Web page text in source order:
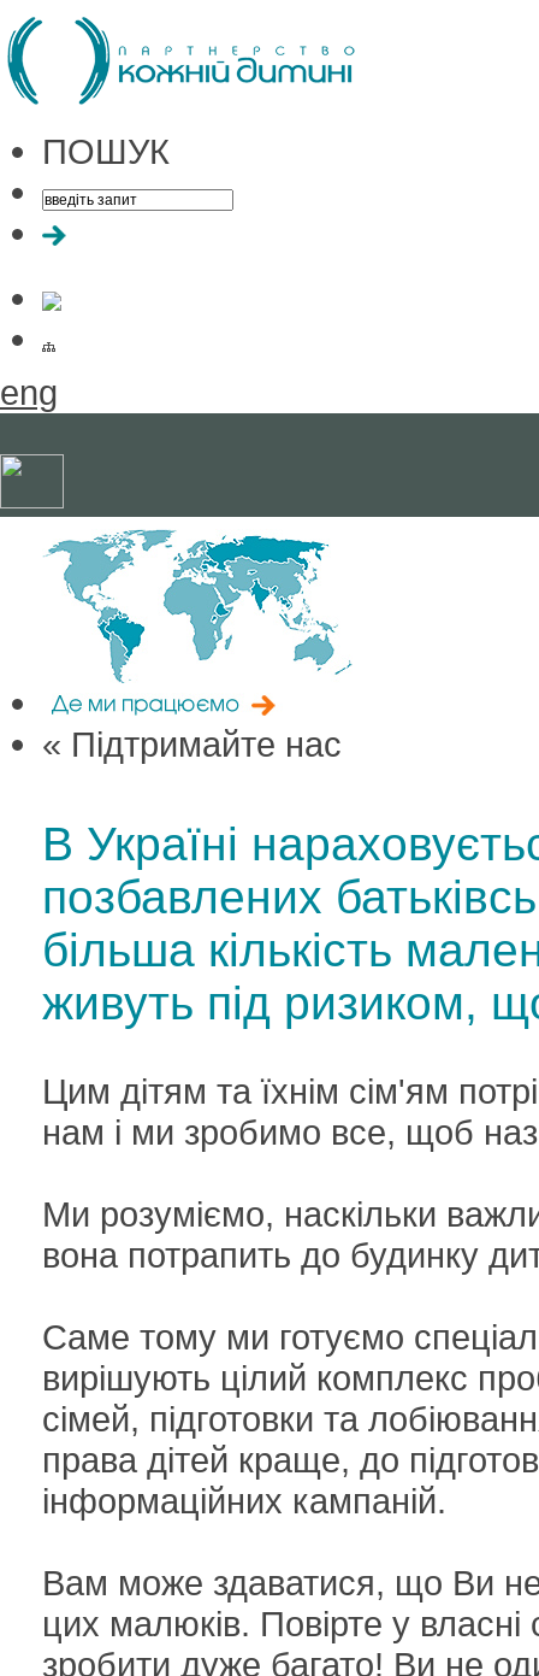
ПОШУК
eng
« Підтримайте нас
В Україні
позбавлених
більша кількість
живуть під ризиком,
Цим дітям та їхнім сім'ям
нам і ми зробимо все, щоб
Ми розуміємо, наскільки
вона потрапить до будинку
Саме тому ми готуємо
вирішують цілий комплекс
сімей, підготовки та
права дітей краще, до
інформаційних кампаній.
Вам може здаватися, що Ви
цих малюків. Повірте у
зробити дуже багато! Ви не